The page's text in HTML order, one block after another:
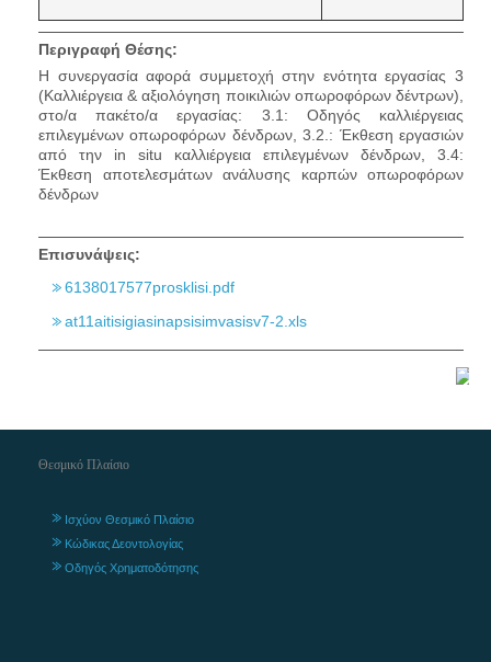
Περιγραφή Θέσης:
Η συνεργασία αφορά συμμετοχή στην ενότητα εργασίας 3
(Καλλιέργεια & αξιολόγηση ποικιλιών οπωροφόρων δέντρων),
στο/α πακέτο/α εργασίας: 3.1: Οδηγός καλλιέργειας
επιλεγμένων οπωροφόρων δένδρων, 3.2.: Έκθεση εργασιών
από την in situ καλλιέργεια επιλεγμένων δένδρων, 3.4:
Έκθεση αποτελεσμάτων ανάλυσης καρπών οπωροφόρων
δένδρων
Επισυνάψεις:
6138017577prosklisi.pdf
at11aitisigiasinapsisimvasisv7-2.xls
Θεσμικό Πλαίσιο
Ισχύον Θεσμικό Πλαίσιο
Κώδικας Δεοντολογίας
Οδηγός Χρηματοδότησης